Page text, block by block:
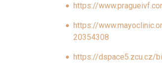
https://
https://
20354308
https://dspace5.zcu.cz/